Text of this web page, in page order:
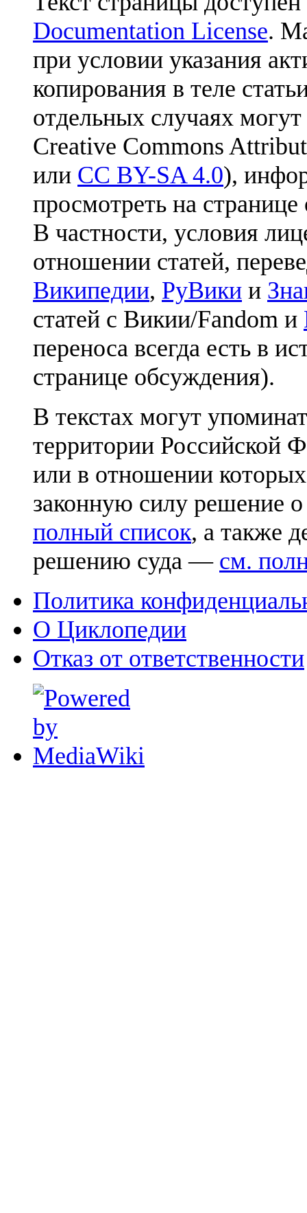
Documentation License.
при условии указания
копирования в теле
отдельных случаях
Creative Commons
или CC BY-SA 4.0),
просмотреть на
В частности, условия
отношении статей,
Википедии, РуВики и
статей с Викии/Fandom и
переноса всегда есть в
странице обсуждения).
В текстах могут
территории Российской
или в отношении
законную силу решение
полный список, а также
решению суда — см.
Политика
О Циклопедии
Отказ от ответственности